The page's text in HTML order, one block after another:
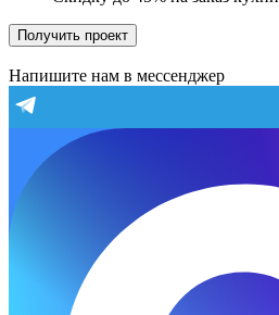
Получить проект
Напишите нам в мессенджер